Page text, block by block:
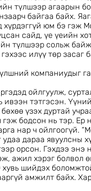
түлшээр агаарын
байгаа байх.
юм бэ гэж
сайд, үе үеийн
түлшээр сольж
илүү төр засаг
компаниудыг
ойлгуулж,
тэтгэсэн.
үзэх дуртай
бодсон нь тэр. Ер
нар ч ойлгоогүй.
дараа явуулсны
орсон. Гэхдээ энэ
ажил хэрэг болвол
хувь шийдэх
амжилт байх.